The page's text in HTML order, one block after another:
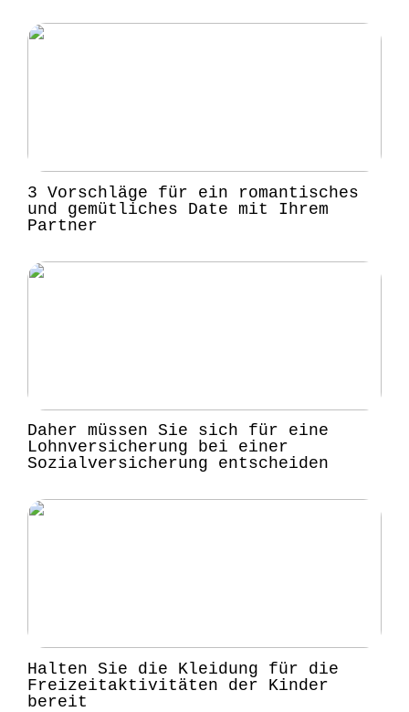
3 Vorschläge für ein romantisches
und gemütliches Date mit Ihrem
Partner
Daher müssen Sie sich für eine
Lohnversicherung bei einer
Sozialversicherung entscheiden
Halten Sie die Kleidung für die
Freizeitaktivitäten der Kinder
bereit